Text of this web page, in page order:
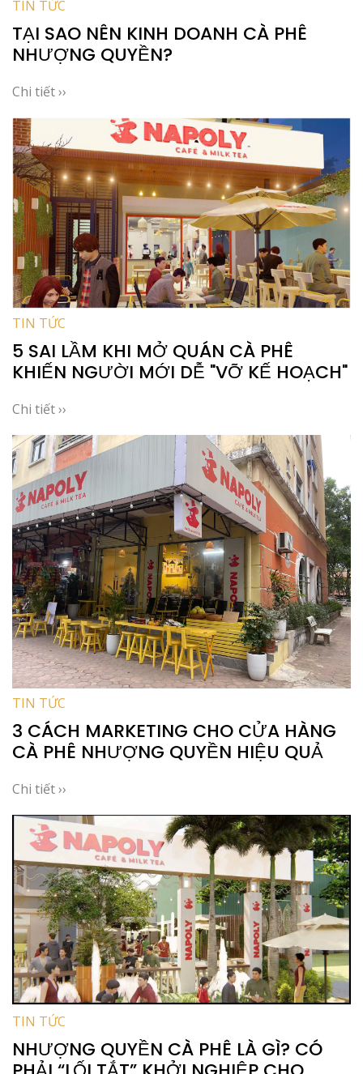
TIN TỨC
TẠI SAO NÊN KINH DOANH CÀ PHÊ
NHƯỢNG QUYỀN?
Chi tiết ››
TIN TỨC
5 SAI LẦM KHI MỞ QUÁN CÀ PHÊ
KHIẾN NGƯỜI MỚI DỄ "VỠ KẾ HOẠCH"
Chi tiết ››
TIN TỨC
3 CÁCH MARKETING CHO CỬA HÀNG
CÀ PHÊ NHƯỢNG QUYỀN HIỆU QUẢ
Chi tiết ››
TIN TỨC
NHƯỢNG QUYỀN CÀ PHÊ LÀ GÌ? CÓ